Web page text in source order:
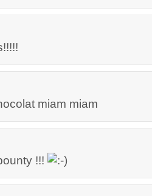
miam miam
!!!